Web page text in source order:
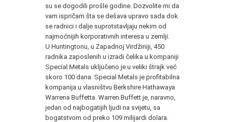
su se dogodili prošle godine. Dozvolite mi da
vam ispričam šta se dešava upravo sada dok
se radnici i dalje suprotstavljaju nekim od
najmoćnijih korporativnih interesa u zemlji.
U Huntingtonu, u Zapadnoj Virdžiniji, 450
radnika zaposlenih u izradi čelika u kompaniji
Special Metals uključeno je u veliki štrajk već
skoro 100 dana. Special Metals je profitabilna
kompanija u vlasništvu Berkshire Hathawaya
Warrena Buffetta. Warren Buffett je, naravno,
jedan od najbogatijih ljudi na svijetu, sa
bogatstvom od preko 109 milijardi dolara.